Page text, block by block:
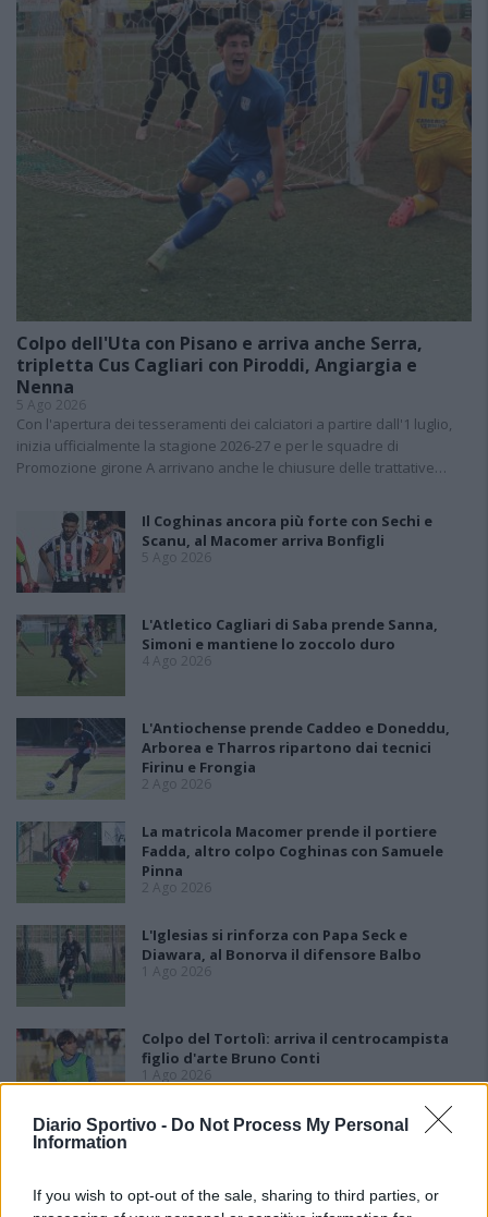
Diario Sportivo - Do Not Process My Personal
Information
If you wish to opt-out of the sale, sharing to third parties, or
Colpo dell'Uta con Pisano e arriva anche Serra,
tripletta Cus Cagliari con Piroddi, Angiargia e
Nenna
5 Ago 2026
Con l'apertura dei tesseramenti dei calciatori a partire dall'1 luglio,
inizia ufficialmente la stagione 2026-27 e per le squadre di
Promozione girone A arrivano anche le chiusure delle trattative…
Il Coghinas ancora più forte con Sechi e
Scanu, al Macomer arriva Bonfigli
5 Ago 2026
L'Atletico Cagliari di Saba prende Sanna,
Simoni e mantiene lo zoccolo duro
4 Ago 2026
L'Antiochense prende Caddeo e Doneddu,
Arborea e Tharros ripartono dai tecnici
Firinu e Frongia
2 Ago 2026
La matricola Macomer prende il portiere
Fadda, altro colpo Coghinas con Samuele
Pinna
2 Ago 2026
L'Iglesias si rinforza con Papa Seck e
Diawara, al Bonorva il difensore Balbo
1 Ago 2026
Colpo del Tortolì: arriva il centrocampista
figlio d'arte Bruno Conti
1 Ago 2026